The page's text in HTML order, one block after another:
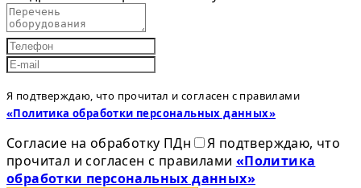
Я подтверждаю, что прочитал и согласен с правилами
«Политика обработки персональных данных»
Согласие на обработку ПДн
Я подтверждаю, что
прочитал и согласен с правилами «Политика
обработки персональных данных»